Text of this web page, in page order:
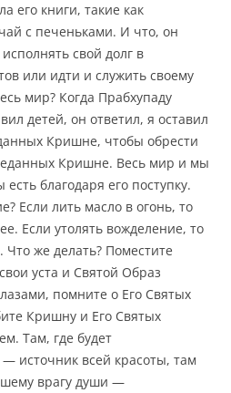
его книги, такие как
с печеньками. И что, он
свой долг в
или идти и служить своему
мир? Когда Прабхупаду
детей, он ответил, я оставил
Кришне, чтобы обрести
Кришне. Весь мир и мы
благодаря его поступку.
Если лить масло в огонь, то
Если утолять вожделение, то
Что же делать? Поместите
уста и Святой Образ
помните о Его Святых
Кришну и Его Святых
Там, где будет
источник всей красоты, там
врагу души —